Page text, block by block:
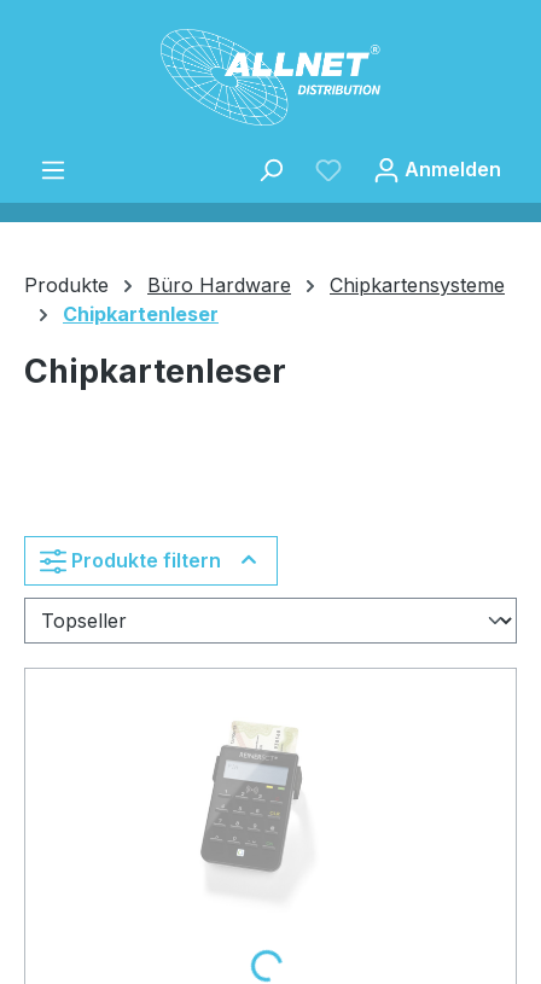
Zum Hauptinhalt springen
Anmelden
Produkte Büro Hardware
Chipkartensysteme
Chipkartenleser
Chipkartenleser
Produkte filtern
Loading...